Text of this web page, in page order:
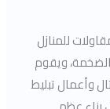
للمنازل
ويقوم
وأعمال تبليط